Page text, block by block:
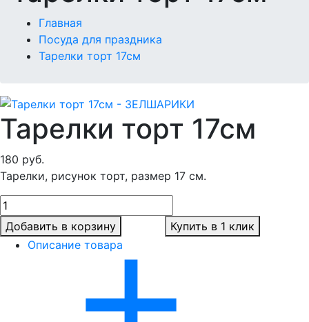
Главная
Посуда для праздника
Тарелки торт 17см
Тарелки торт 17см
180 руб.
Тарелки, рисунок торт, размер 17 см.
Добавить в корзину
Купить в 1 клик
Описание товара